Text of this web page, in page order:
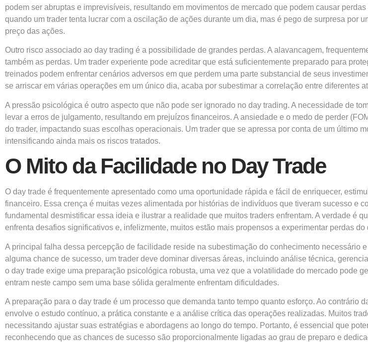
podem ser abruptas e imprevisíveis, resultando em movimentos de mercado que podem causar
quando um trader tenta lucrar com a oscilação de ações durante um dia, mas é pego de surpresa por
preço das ações.
Outro risco associado ao day trading é a possibilidade de grandes perdas. A alavancagem,
também as perdas. Um trader experiente pode acreditar que está suficientemente preparado para
treinados podem enfrentar cenários adversos em que perdem uma parte substancial de seus
se arriscar em várias operações em um único dia, acaba por subestimar a correlação entre diferentes
A pressão psicológica é outro aspecto que não pode ser ignorado no day trading. A necessidade de
levar a erros de julgamento, resultando em prejuízos financeiros. A ansiedade e o medo de perder
do trader, impactando suas escolhas operacionais. Um trader que se apressa por conta de um último
intensificando ainda mais os riscos tratados.
O Mito da Facilidade no Day Trade
O day trade é frequentemente apresentado como uma oportunidade rápida e fácil de enriquecer,
financeiro. Essa crença é muitas vezes alimentada por histórias de indivíduos que tiveram sucesso e
fundamental desmistificar essa ideia e ilustrar a realidade que muitos traders enfrentam. A verdade é
enfrenta desafios significativos e, infelizmente, muitos estão mais propensos a experimentar perdas do
A principal falha dessa percepção de facilidade reside na subestimação do conhecimento necessário
alguma chance de sucesso, um trader deve dominar diversas áreas, incluindo análise técnica,
o day trade exige uma preparação psicológica robusta, uma vez que a volatilidade do mercado pode
entram neste campo sem uma base sólida geralmente enfrentam dificuldades.
A preparação para o day trade é um processo que demanda tanto tempo quanto esforço. Ao contrário
envolve o estudo contínuo, a prática constante e a análise crítica das operações realizadas. Muitos
necessitando ajustar suas estratégias e abordagens ao longo do tempo. Portanto, é essencial que
reconhecendo que as chances de sucesso são proporcionalmente ligadas ao grau de preparo e